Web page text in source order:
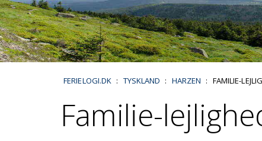
FERIELOGI.DK : TYSKLAND : HARZEN : FAMILIE-
Familie-